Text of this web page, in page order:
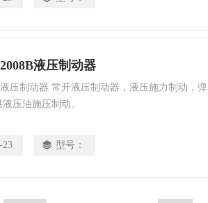
液压制动器
压制动器 常开液压制动器，液压施力制动，弹
压油施压制动。
23 型号：